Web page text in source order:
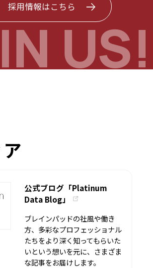
採用情報はこちら
公式ブログ「Platinum
Data Blog」
ブレインパッドの社風や働き
方、多彩なプロフェッショナル
たちをより深く知ってもらいた
いという想いを元に、さまざま
な記事をお届けします。